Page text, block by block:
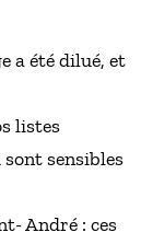
a été dilué, et
listes
sensibles
André : ces